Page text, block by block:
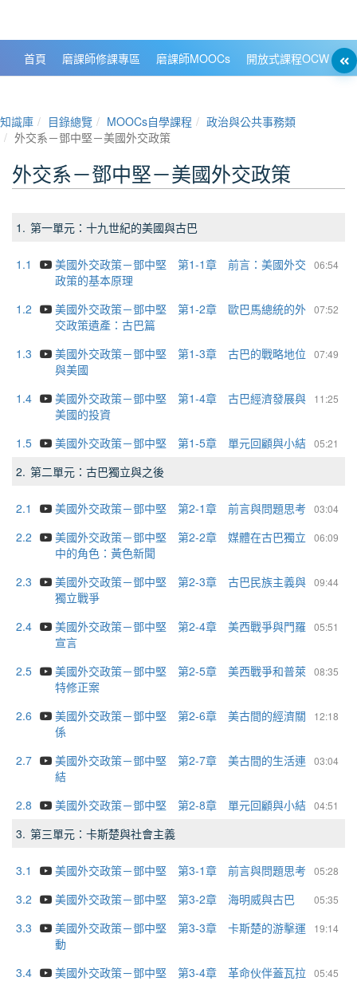
首頁 磨課師修課專區 磨課師MOOCs 開放式課程OCW
知識庫 目錄總覽 MOOCs自學課程
政治與公共事務類
外交系－鄧中堅－美國外交政策
外交系－鄧中堅－美國外交政策
1. 第一單元：十九世紀的美國與古巴
1.1 06:54
美國外交政策－鄧中堅 第1-1章 前言：美國外交
政策的基本原理
1.2
07:52
美國外交政策－鄧中堅 第1-2章 歐巴馬總統的外
交政策遺產：古巴篇
1.3
07:49
美國外交政策－鄧中堅 第1-3章 古巴的戰略地位
與美國
1.4
11:25
美國外交政策－鄧中堅 第1-4章 古巴經濟發展與
美國的投資
1.5
05:21
美國外交政策－鄧中堅 第1-5章 單元回顧與小結
2. 第二單元：古巴獨立與之後
2.1 03:04
美國外交政策－鄧中堅 第2-1章 前言與問題思考
2.2
06:09
美國外交政策－鄧中堅 第2-2章 媒體在古巴獨立
中的角色：黃色新聞
2.3
09:44
美國外交政策－鄧中堅 第2-3章 古巴民族主義與
獨立戰爭
2.4
05:51
美國外交政策－鄧中堅 第2-4章 美西戰爭與門羅
宣言
2.5
08:35
美國外交政策－鄧中堅 第2-5章 美西戰爭和普萊
特修正案
2.6
12:18
美國外交政策－鄧中堅 第2-6章 美古間的經濟關
係
2.7
03:04
美國外交政策－鄧中堅 第2-7章 美古間的生活連
結
2.8
04:51
美國外交政策－鄧中堅 第2-8章 單元回顧與小結
3. 第三單元：卡斯楚與社會主義
3.1 05:28
美國外交政策－鄧中堅 第3-1章 前言與問題思考
3.2
05:35
美國外交政策－鄧中堅 第3-2章 海明威與古巴
3.3
19:14
美國外交政策－鄧中堅 第3-3章 卡斯楚的游擊運
動
3.4
05:45
美國外交政策－鄧中堅 第3-4章 革命伙伴蓋瓦拉